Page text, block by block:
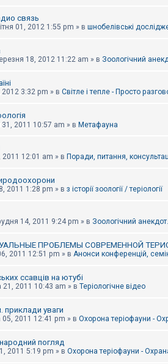
связь
01, 2012 1:55 pm » в шнобелівські
18, 2012 11:22 am » в Зоологічний
2012 3:32 pm » в Світле і тепле - Просто
31, 2011 10:57 am » в Метафауна
2011 12:01 am » в Поради, питання,
2011 1:28 pm » в з історії зоології / теріології
14, 2011 9:24 pm » в Зоологічний анекдот.
ПРОБЛЕМЫ СОВРЕМЕННОЙ
2011 12:51 pm » в Анонси конференцій,
ссавців на ютубі
21, 2011 10:43 am » в Теріологічне відео
приклади уваги
2011 12:41 pm » в Охорона теріофауни -
погляд
2011 5:19 pm » в Охорона теріофауни -